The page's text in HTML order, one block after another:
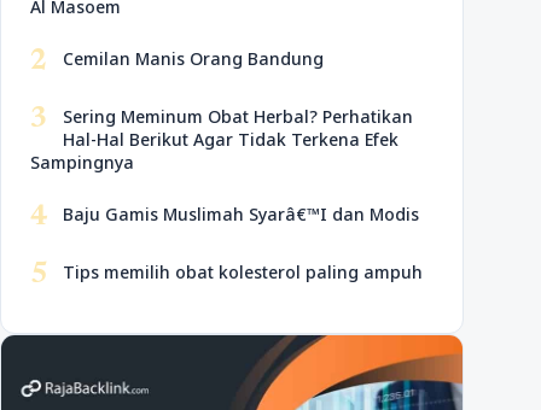
Al Masoem
2 Cemilan Manis Orang Bandung
3
Sering Meminum Obat Herbal? Perhatikan
Hal-Hal Berikut Agar Tidak Terkena Efek
Sampingnya
4 Baju Gamis Muslimah Syarâ€™I dan Modis
5 Tips memilih obat kolesterol paling ampuh